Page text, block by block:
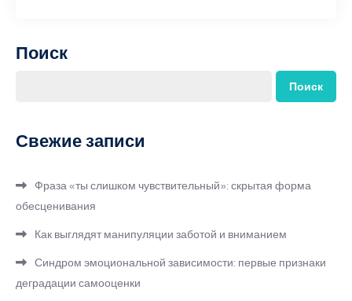
Поиск
Поиск
Свежие записи
Фраза «ты слишком чувствительный»: скрытая форма
обесценивания
Как выглядят манипуляции заботой и вниманием
Синдром эмоциональной зависимости: первые признаки
деградации самооценки